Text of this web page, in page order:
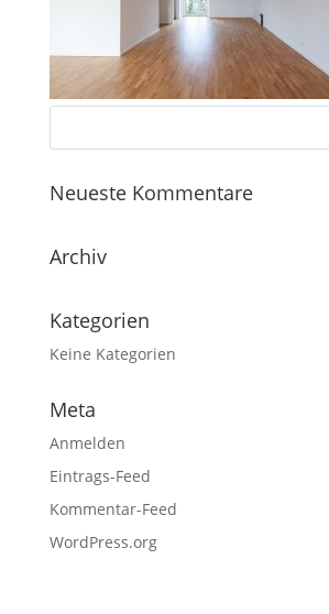
Neueste Kommentare
Archiv
Kategorien
Keine Kategorien
Meta
Anmelden
Eintrags-Feed
Kommentar-Feed
WordPress.org